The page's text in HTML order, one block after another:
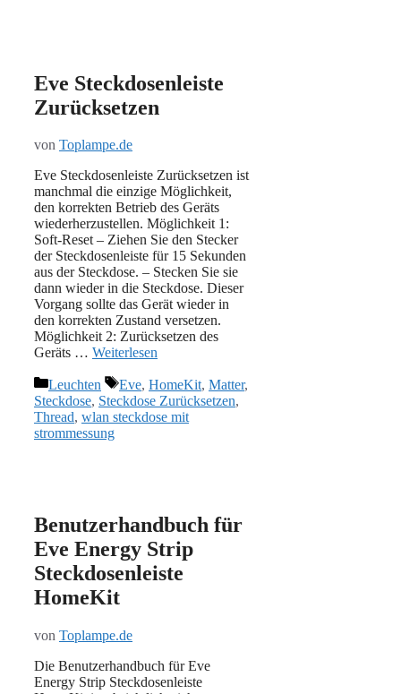
Eve Steckdosenleiste
Zurücksetzen
von Toplampe.de
Eve Steckdosenleiste Zurücksetzen ist
manchmal die einzige Möglichkeit,
den korrekten Betrieb des Geräts
wiederherzustellen. Möglichkeit 1:
Soft-Reset – Ziehen Sie den Stecker
der Steckdosenleiste für 15 Sekunden
aus der Steckdose. – Stecken Sie sie
dann wieder in die Steckdose. Dieser
Vorgang sollte das Gerät wieder in
den korrekten Zustand versetzen.
Möglichkeit 2: Zurücksetzen des
Geräts … Weiterlesen
Kategorien
Leuchten Schlagwörter
Eve, HomeKit, Matter,
Steckdose, Steckdose Zurücksetzen,
Thread, wlan steckdose mit
strommessung
Benutzerhandbuch für
Eve Energy Strip
Steckdosenleiste
HomeKit
von Toplampe.de
Die Benutzerhandbuch für Eve
Energy Strip Steckdosenleiste